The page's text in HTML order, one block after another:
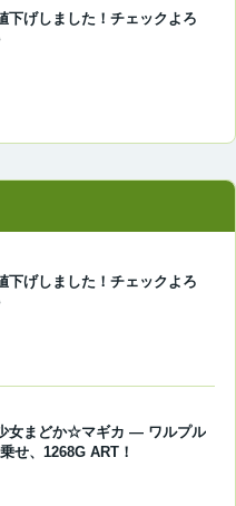
下げしました！チェックよろ
下げしました！チェックよろ
女まどか☆マギカ ― ワルプル
せ、1268G ART！